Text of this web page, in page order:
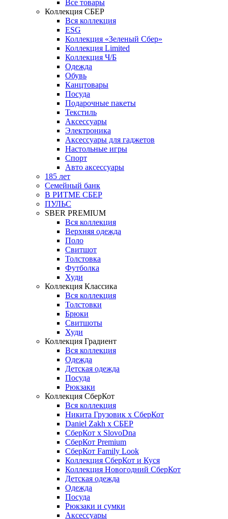
Все товары
Коллекция СБЕР
Вся коллекция
ESG
Коллекция «Зеленый Сбер»
Коллекция Limited
Коллекция Ч/Б
Одежда
Обувь
Канцтовары
Посуда
Подарочные пакеты
Текстиль
Аксессуары
Электроника
Аксессуары для гаджетов
Настольные игры
Спорт
Авто аксессуары
185 лет
Семейный банк
В РИТМЕ СБЕР
ПУЛЬС
SBER PREMIUM
Вся коллекция
Верхняя одежда
Поло
Свитшот
Толстовка
Футболка
Худи
Коллекция Классика
Вся коллекция
Толстовки
Брюки
Свитшоты
Худи
Коллекция Градиент
Вся коллекция
Одежда
Детская одежда
Посуда
Рюкзаки
Коллекция СберКот
Вся коллекция
Никита Грузовик х СберКот
Daniel Zakh x СБЕР
СберКот x SlovoDna
СберКот Premium
СберКот Family Look
Коллекция СберКот и Куся
Коллекция Новогодний СберКот
Детская одежда
Одежда
Посуда
Рюкзаки и сумки
Аксессуары